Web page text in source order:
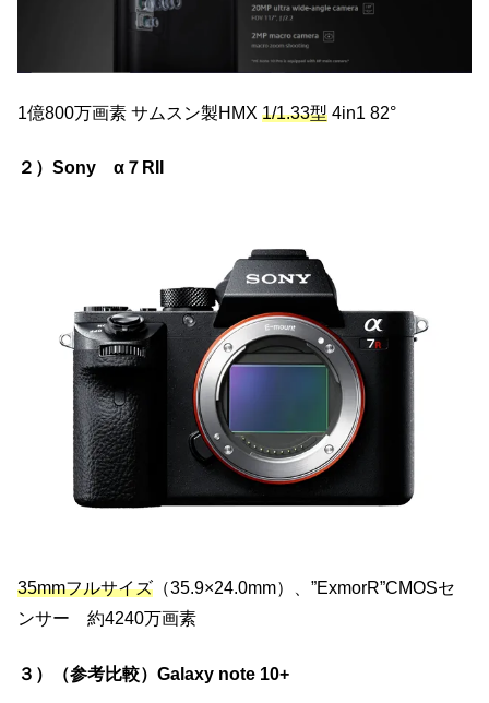
1億800万画素 サムスン製HMX 1/1.33型 4in1 82°
２）Sony α７RII
35mmフルサイズ （35.9×24.0mm）、”ExmorR”CMOSセ
ンサー 約4240万画素
３）（参考比較）Galaxy note 10+